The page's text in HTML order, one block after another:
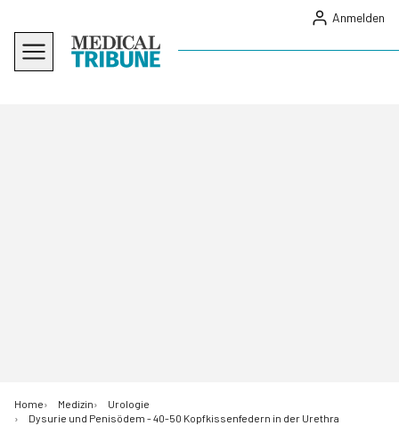
Anmelden
Home Medizin
Urologie
Dysurie und Penisödem - 40-50 Kopfkissenfedern in der Urethra